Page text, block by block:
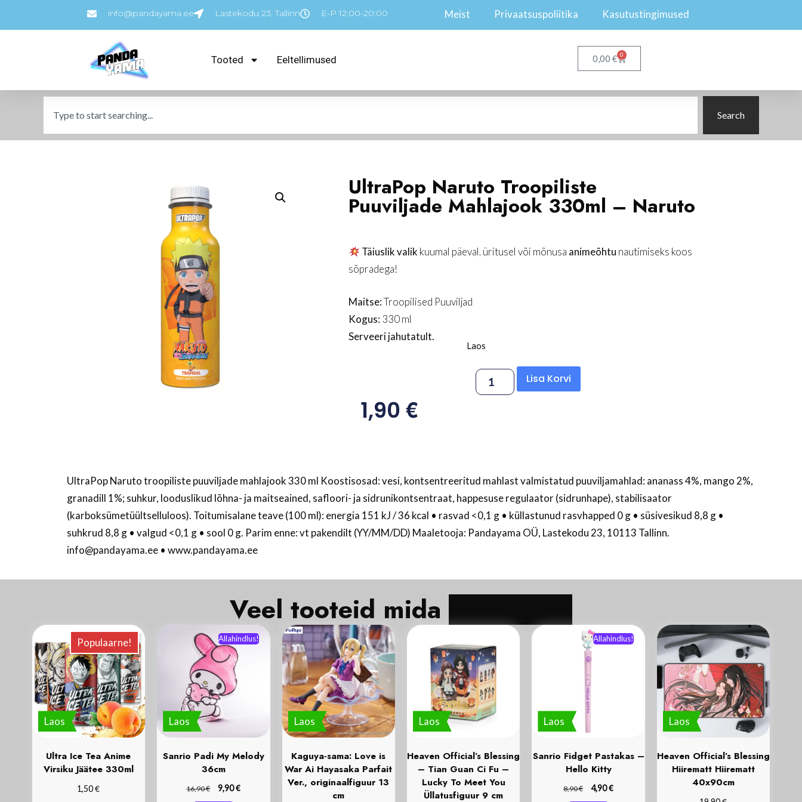
info@pandayama.ee Lastekodu 23, Tallinn E-P 12:00-20:00 Meist Privaatsuspoliitika Kasutustingimused
Tooted Eeltellimused 0,00€ 0
Search
UltraPop Naruto Troopiliste
Puuviljade Mahlajook 330ml – Naruto
Täiuslik valik kuumal päeval, üritusel või mõnusa animeõhtu nautimiseks koos
sõpradega!
Maitse:Troopilised Puuviljad
Kogus: 330 ml
Serveeri jahutatult.
1,90€
Laos
Lisa Korvi
UltraPop Naruto troopiliste puuviljade mahlajook 330 ml Koostisosad: vesi, kontsentreeritud mahlast valmistatud puuviljamahlad: ananass 4%, mango 2%,
granadill 1%; suhkur, looduslikud lõhna- ja maitseained, safloori- ja sidrunikontsentraat, happesuse regulaator (sidrunhape), stabilisaator
(karboksümetüültselluloos). Toitumisalane teave (100 ml): energia 151 kJ / 36 kcal • rasvad <0,1 g • küllastunud rasvhapped 0 g • süsivesikud 8,8 g •
suhkrud 8,8 g • valgud <0,1 g • sool 0 g. Parim enne: vt pakendilt (YY/MM/DD) Maaletooja: Pandayama OÜ, Lastekodu 23, 10113 Tallinn.
info@pandayama.ee • www.pandayama.ee
Veel tooteid mida
Laos
Populaarne!
Ultra Ice Tea Anime
Virsiku Jäätee 330ml
1,50€
Laos
Allahindlus!
Sanrio Padi My Melody
36cm
16,90€ 9,90€
Laos
Kaguya-sama: Love is
War Ai Hayasaka Parfait
Ver., originaalfiguur 13
cm
Laos
Heaven Official’s Blessing
– Tian Guan Ci Fu –
Lucky To Meet You
Üllatusfiguur 9 cm
Laos
Allahindlus!
Sanrio Fidget Pastakas –
Hello Kitty
8,90€ 4,90€
Laos
Heaven Official’s Blessing
Hiirematt Hiirematt
40x90cm